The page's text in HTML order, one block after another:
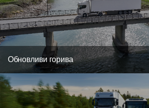
Обновливи горива